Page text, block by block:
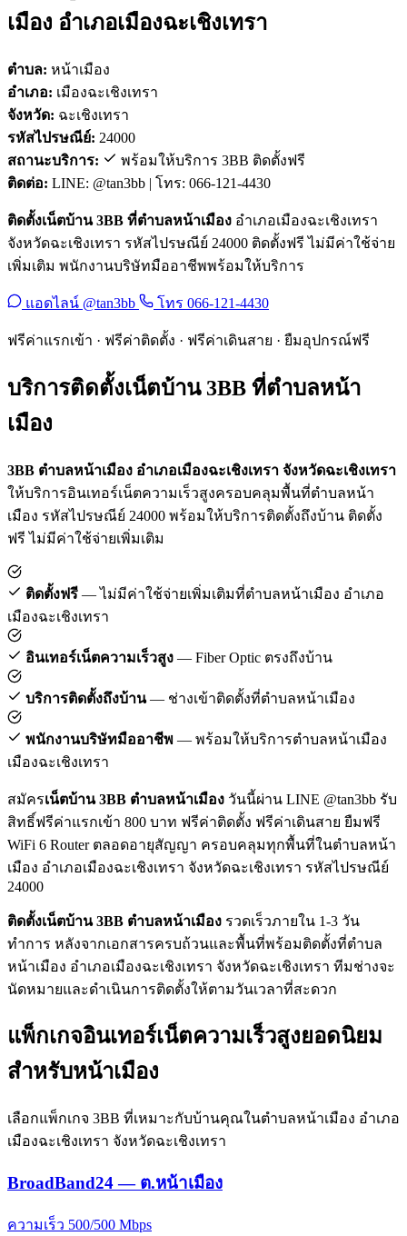
เมือง อำเภอเมืองฉะเชิงเทรา
ตำบล: หน้าเมือง
อำเภอ: เมืองฉะเชิงเทรา
จังหวัด: ฉะเชิงเทรา
รหัสไปรษณีย์: 24000
สถานะบริการ:
พร้อมให้บริการ 3BB ติดตั้งฟรี
ติดต่อ: LINE: @tan3bb | โทร: 066-121-4430
ติดตั้งเน็ตบ้าน 3BB ที่ตำบลหน้าเมือง อำเภอเมืองฉะเชิงเทรา
จังหวัดฉะเชิงเทรา รหัสไปรษณีย์ 24000 ติดตั้งฟรี ไม่มีค่าใช้จ่าย
เพิ่มเติม พนักงานบริษัทมืออาชีพพร้อมให้บริการ
แอดไลน์ @tan3bb โทร 066-121-4430
ฟรีค่าแรกเข้า · ฟรีค่าติดตั้ง · ฟรีค่าเดินสาย · ยืมอุปกรณ์ฟรี
บริการติดตั้งเน็ตบ้าน 3BB ที่ตำบลหน้า
เมือง
3BB ตำบลหน้าเมือง อำเภอเมืองฉะเชิงเทรา จังหวัดฉะเชิงเทรา
ให้บริการอินเทอร์เน็ตความเร็วสูงครอบคลุมพื้นที่ตำบลหน้า
เมือง รหัสไปรษณีย์ 24000 พร้อมให้บริการติดตั้งถึงบ้าน ติดตั้ง
ฟรี ไม่มีค่าใช้จ่ายเพิ่มเติม
ติดตั้งฟรี — ไม่มีค่าใช้จ่ายเพิ่มเติมที่ตำบลหน้าเมือง อำเภอ
เมืองฉะเชิงเทรา
อินเทอร์เน็ตความเร็วสูง — Fiber Optic ตรงถึงบ้าน
บริการติดตั้งถึงบ้าน— ช่างเข้าติดตั้งที่ตำบลหน้าเมือง
พนักงานบริษัทมืออาชีพ — พร้อมให้บริการตำบลหน้าเมือง
เมืองฉะเชิงเทรา
สมัครเน็ตบ้าน 3BB ตำบลหน้าเมือง วันนี้ผ่าน LINE @tan3bb รับ
สิทธิ์ฟรีค่าแรกเข้า 800 บาท ฟรีค่าติดตั้ง ฟรีค่าเดินสาย ยืมฟรี
WiFi 6 Router ตลอดอายุสัญญา ครอบคลุมทุกพื้นที่ในตำบลหน้า
เมือง อำเภอเมืองฉะเชิงเทรา จังหวัดฉะเชิงเทรา รหัสไปรษณีย์
24000
ติดตั้งเน็ตบ้าน 3BB ตำบลหน้าเมือง รวดเร็วภายใน 1-3 วัน
ทำการ หลังจากเอกสารครบถ้วนและพื้นที่พร้อมติดตั้งที่ตำบล
หน้าเมือง อำเภอเมืองฉะเชิงเทรา จังหวัดฉะเชิงเทรา ทีมช่างจะ
นัดหมายและดำเนินการติดตั้งให้ตามวันเวลาที่สะดวก
แพ็กเกจอินเทอร์เน็ตความเร็วสูงยอดนิยม
สำหรับหน้าเมือง
เลือกแพ็กเกจ 3BB ที่เหมาะกับบ้านคุณในตำบลหน้าเมือง อำเภอ
เมืองฉะเชิงเทรา จังหวัดฉะเชิงเทรา
BroadBand24 — ต.หน้าเมือง
ความเร็ว 500/500 Mbps